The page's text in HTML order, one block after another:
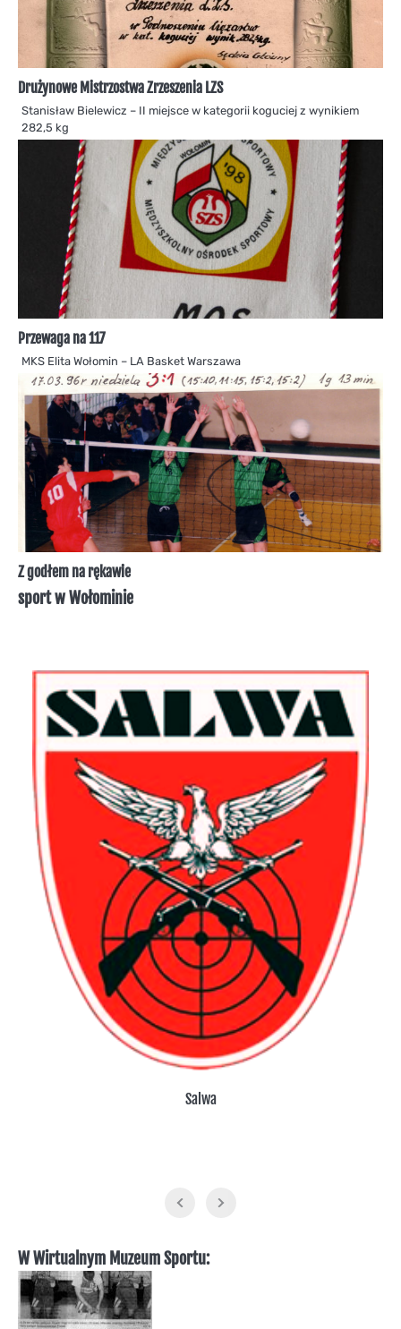
Drużynowe Mistrzostwa Zrzeszenia LZS
Stanisław Bielewicz – II miejsce w kategorii koguciej z wynikiem
282,5 kg
Przewaga na 117
MKS Elita Wołomin – LA Basket Warszawa
Z godłem na rękawie
sport w Wołominie
Salwa
W Wirtualnym Muzeum Sportu: